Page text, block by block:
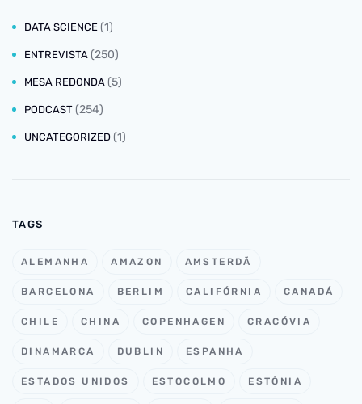
DATA SCIENCE (1)
ENTREVISTA (250)
MESA REDONDA (5)
PODCAST (254)
UNCATEGORIZED (1)
TAGS
ALEMANHA AMAZON AMSTERDÃ
BARCELONA BERLIM CALIFÓRNIA CANADÁ
CHILE CHINA COPENHAGEN CRACÓVIA
DINAMARCA DUBLIN ESPANHA
ESTADOS UNIDOS ESTOCOLMO ESTÔNIA